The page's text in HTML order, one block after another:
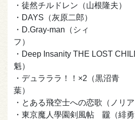
・徒然チルドレン（山根隆夫）
・DAYS（灰原二郎）
・D.Gray-man（シィ
フ
・Deep Insanity THE LOST
魁）
・デュラララ！！×2（黒沼青
葉
・とある飛空士への恋歌（ノリ
・東京魔人學園剣風帖 龖（緋